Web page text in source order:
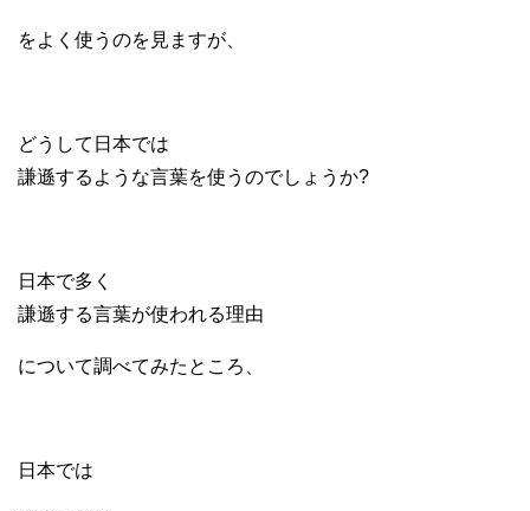
をよく使うのを見ますが、
どうして日本では
謙遜するような言葉を使うのでしょうか?
日本で多く
謙遜する言葉が使われる理由
について調べてみたところ、
日本では